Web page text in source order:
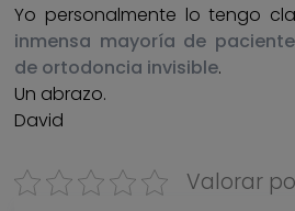
Yo personalmente lo tengo
inmensa mayoría de
de ortodoncia invisible.
Un abrazo.
David
Valorar